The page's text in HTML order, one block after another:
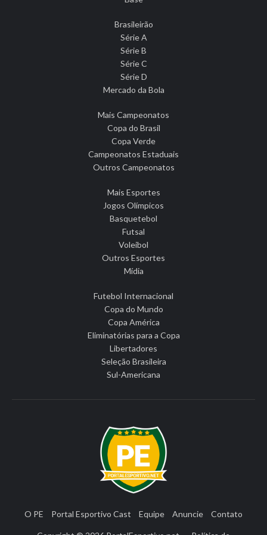
Brasileirão
Série A
Série B
Série C
Série D
Mercado da Bola
Mais Campeonatos
Copa do Brasil
Copa Verde
Campeonatos Estaduais
Outros Campeonatos
Mais Esportes
Jogos Olímpicos
Basquetebol
Futsal
Voleibol
Outros Esportes
Mídia
Futebol Internacional
Copa do Mundo
Copa América
Eliminatórias para a Copa
Libertadores
Seleção Brasileira
Sul-Americana
O PE Portal Esportivo Cast Equipe Anuncie Contato